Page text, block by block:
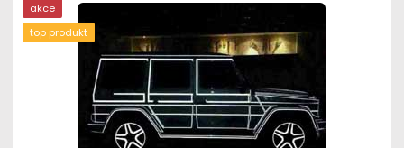
akce
top produkt